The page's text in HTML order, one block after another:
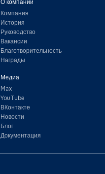
О компании
Компания
История
Руководство
Вакансии
Благотворительность
Награды
Медиа
Max
YouTube
ВКонтакте
Новости
Блог
Документация